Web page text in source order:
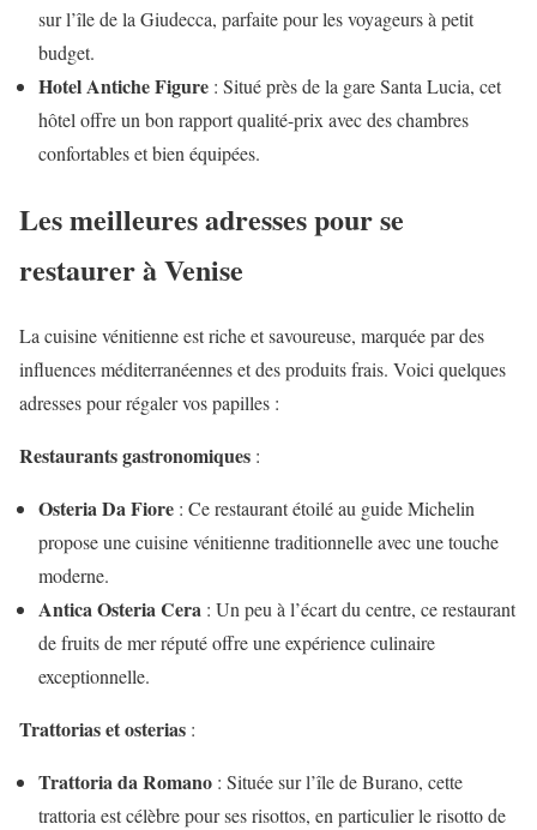
sur l’île de la Giudecca, parfaite pour les voyageurs à petit
budget.
Hotel Antiche Figure : Situé près de la gare Santa Lucia, cet
hôtel offre un bon rapport qualité-prix avec des chambres
confortables et bien équipées.
Les meilleures adresses pour se
restaurer à Venise
La cuisine vénitienne est riche et savoureuse, marquée par des
influences méditerranéennes et des produits frais. Voici quelques
adresses pour régaler vos papilles :
Restaurants gastronomiques :
Osteria Da Fiore : Ce restaurant étoilé au guide Michelin
propose une cuisine vénitienne traditionnelle avec une touche
moderne.
Antica Osteria Cera : Un peu à l’écart du centre, ce restaurant
de fruits de mer réputé offre une expérience culinaire
exceptionnelle.
Trattorias et osterias :
Trattoria da Romano : Située sur l’île de Burano, cette
trattoria est célèbre pour ses risottos, en particulier le risotto de